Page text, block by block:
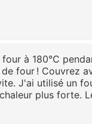
à 180°C
four ! Couvrez
J'ai utilisé un
plus forte.